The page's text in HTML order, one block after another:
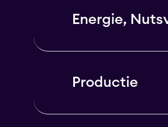
Energie,
Productie